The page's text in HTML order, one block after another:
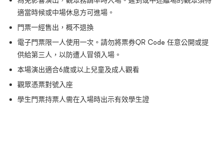
適當時候或中場休息方可進場。
門票一經售出，概不退換
電子門票限一人使用一次。請勿將票券QR Code 任意公開或提
供給第三人，以防遭人冒領入場。
本場演出適合6歲或以上兒童及成人觀看
觀眾憑票對號入座
學生門票持票人需在入場時出示有效學生證